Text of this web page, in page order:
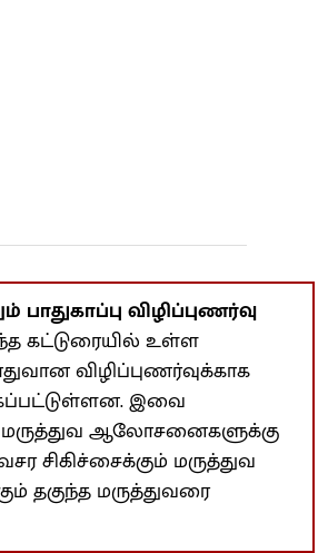
பாதுகாப்பு விழிப்புணர்வு
கட்டுரையில் உள்ள
விழிப்புணர்வுக்காக
இவை
ஆலோசனைகளுக்கு
சிகிச்சைக்கும் மருத்துவ
மருத்துவரை